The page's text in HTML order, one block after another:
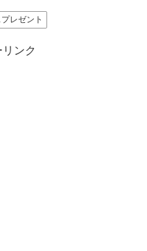
レゼント
ンク